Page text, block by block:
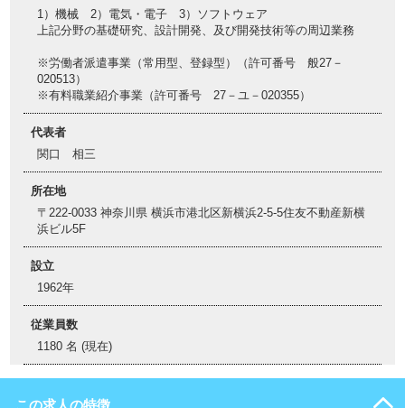
1）機械 2）電気・電子 3）ソフトウェア
上記分野の基礎研究、設計開発、及び開発技術等の周辺業務
※労働者派遣事業（常用型、登録型）（許可番号 般27－
020513）
※有料職業紹介事業（許可番号 27－ユ－020355）
代表者
関口 相三
所在地
〒222-0033 神奈川県 横浜市港北区新横浜2-5-5住友不動産新横
浜ビル5F
設立
1962年
従業員数
1180 名 (現在)
この求人の特徴